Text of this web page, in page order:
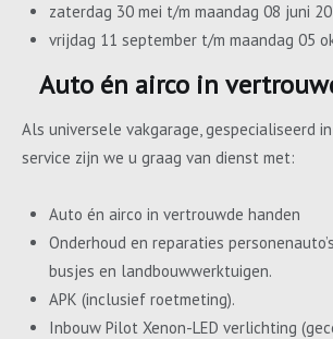
zaterdag 30 mei t/m maandag 08 juni
vrijdag 11 september t/m maandag 05
Auto én airco in
Als universele vakgarage, gespecialiseerd
service zijn we u graag van dienst met:
Auto én airco in vertrouwde handen
Onderhoud en reparaties
busjes en landbouwwerktuigen.
APK (inclusief roetmeting).
Inbouw Pilot Xenon-LED verlichting